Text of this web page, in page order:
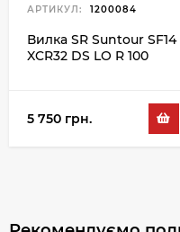
АРТИКУЛ: 1200084
Вилка SR Suntour SF14
XCR32 DS LO R 100
5 750 грн.